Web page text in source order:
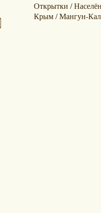
Открытки /
Крым/Мангун-